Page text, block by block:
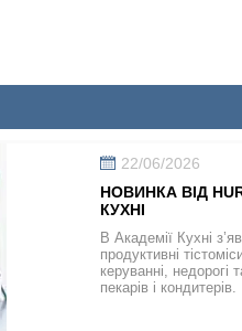
22/06/2026
НОВИНКА ВІД
КУХНІ
В Академії Кухні
продуктивні
керуванні,
пекарів і кондитерів.